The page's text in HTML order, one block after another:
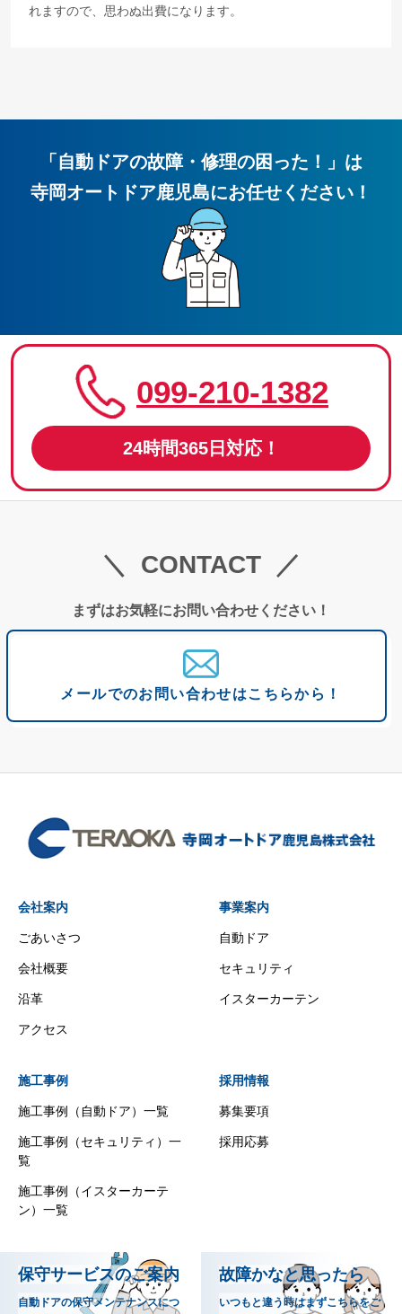
れますので、思わぬ出費になります。
「自動ドアの故障・修理の困った！ 」 は
寺岡オートドア鹿児島にお任せください！
099-210-1382
24時間365日対応！
CONTACT
まずはお気軽にお問い合わせください！
メールでのお問い合わせはこちらから！
会社案内
ごあいさつ
会社概要
沿革
アクセス
事業案内
自動ドア
セキュリティ
イスターカーテン
施工事例
施工事例（自動ドア）一覧
施工事例（セキュリティ）一
覧
施工事例（イスターカーテ
ン）一覧
採用情報
募集要項
採用応募
保守サービスのご案内
自動ドアの保守メンテナンスにつ
故障かなと思ったら
いつもと違う時はまずこちらをご